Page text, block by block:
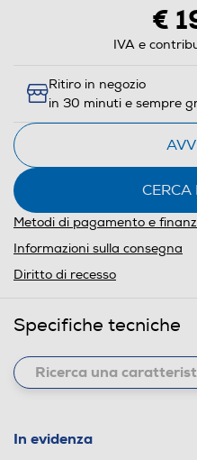
€
IVA e
Ritiro in negozio
in 30 minuti e sempre
CERCA
Metodi di pagamento e
Informazioni sulla consegna
Diritto di recesso
Specifiche tecniche
In evidenza